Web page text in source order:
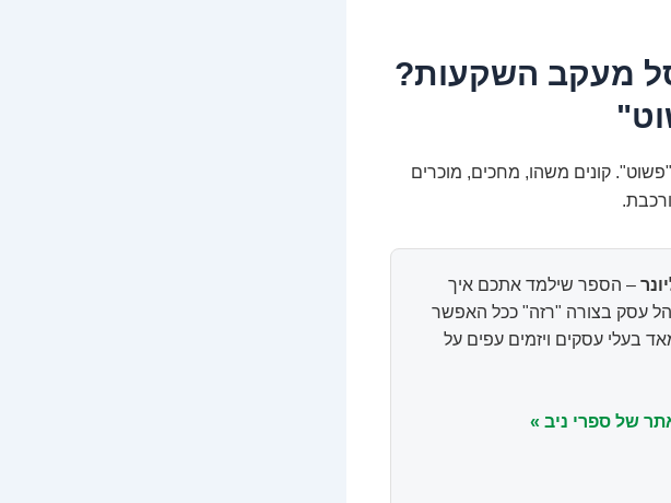
מעקב השקעות?
קונים משהו, מחכים, מוכרים
– הספר שילמד אתכם איך
עסק בצורה "רזה" ככל האפשר
בעלי עסקים ויזמים עפים על
של ספרי ניב »